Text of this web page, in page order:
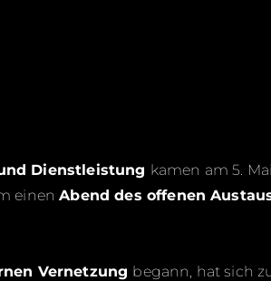
Dienstleistung kamen am 5.
einenAbend des offenen
Vernetzung begann, hat sich